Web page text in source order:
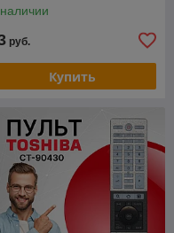
руб.
Купить